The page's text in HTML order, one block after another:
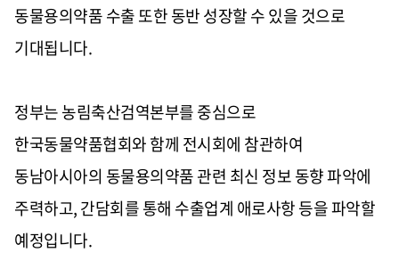
동물용의약품 수출 또한 동반 성장할 수 있을 것으로
기대됩니다.
정부는 농림축산검역본부를 중심으로
한국동물약품협회와 함께 전시회에 참관하여
동남아시아의 동물용의약품 관련 최신 정보 동향 파악에
주력하고,간담회를 통해 수출업계 애로사항 등을 파악할
예정입니다.